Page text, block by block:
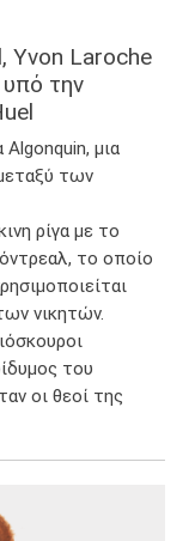
Yvon Laroche
την
Algonquin, μια
των
ρίγα με το
το οποίο
νικητών.
του
οι θεοί της